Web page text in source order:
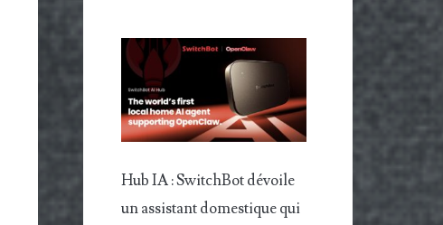
Hub IA : SwitchBot dévoile
un assistant domestique qui